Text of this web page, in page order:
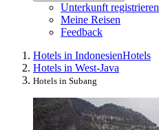
Unterkunft registrieren
Meine Reisen
Feedback
Hotels in IndonesienHotels
Hotels in West-Java
Hotels in Subang